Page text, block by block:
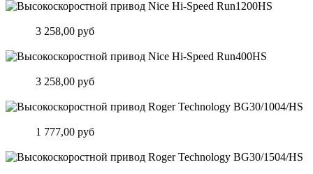
3 258,00 руб
3 258,00 руб
1 777,00 руб